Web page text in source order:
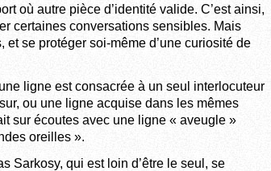
où autre pièce d’identité valide. C’est ainsi,
certaines conversations sensibles. Mais
se protéger soi-même d’une curiosité de
ligne est consacrée à un seul interlocuteur
ou une ligne acquise dans les mêmes
sur écoutes avec une ligne « aveugle »
oreilles ».
Sarkosy, qui est loin d’être le seul, se